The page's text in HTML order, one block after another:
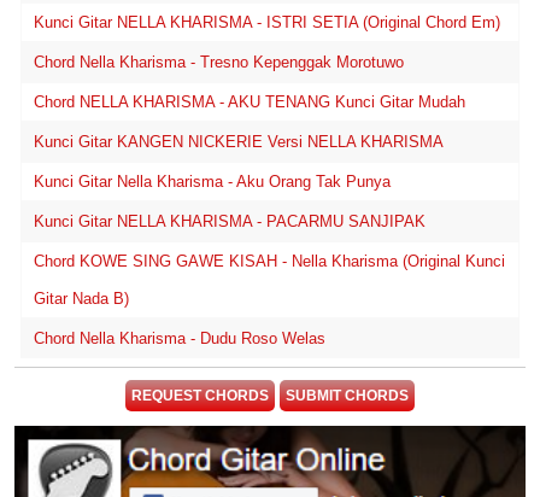
Kunci Gitar NELLA KHARISMA - ISTRI SETIA (Original Chord Em)
Chord Nella Kharisma - Tresno Kepenggak Morotuwo
Chord NELLA KHARISMA - AKU TENANG Kunci Gitar Mudah
Kunci Gitar KANGEN NICKERIE Versi NELLA KHARISMA
Kunci Gitar Nella Kharisma - Aku Orang Tak Punya
Kunci Gitar NELLA KHARISMA - PACARMU SANJIPAK
Chord KOWE SING GAWE KISAH - Nella Kharisma (Original Kunci
Gitar Nada B)
Chord Nella Kharisma - Dudu Roso Welas
REQUEST CHORDS SUBMIT CHORDS